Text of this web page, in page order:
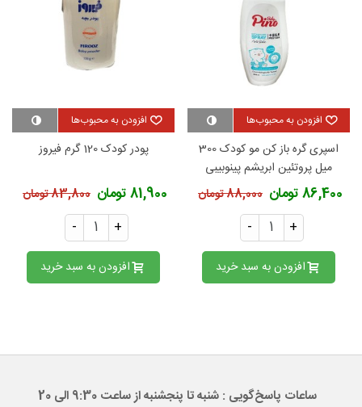
افزودن به محبوب‌ها
اسپری گره باز کن مو کودک 300
میل پروتئین ابریشم پینوبیبی
86,400 تومان 88,000 تومان
- +
افزودن به سبد خرید
افزودن به محبوب‌ها
پودر کودک 120 گرم فیروز
81,900 تومان 83,800 تومان
- +
افزودن به سبد خرید
ساعات پاسخ‌گویی : شنبه تا پنجشنبه از ساعت 9:30 الی 20